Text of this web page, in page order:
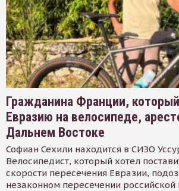
Гражданина Франции,
Евразию на велосипеде,
Дальнем Востоке
Софиан Сехили находится в СИЗО
Велосипедист, который хотел
скорости пересечения Евразии,
незаконном пересечении